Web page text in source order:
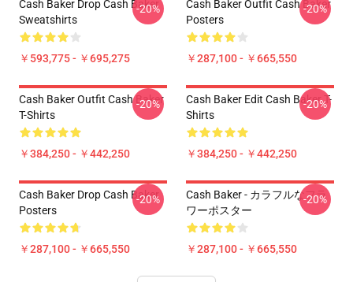
Cash Baker Drop Cash Baker
Sweatshirts
￥593,775 - ￥695,275
-20%
Cash Baker Outfit Cash Baker
Posters
￥287,100 - ￥665,550
-20%
Cash Baker Outfit Cash Baker
T-Shirts
￥384,250 - ￥442,250
-20%
Cash Baker Edit Cash Baker T-
Shirts
￥384,250 - ￥442,250
-20%
Cash Baker Drop Cash Baker
Posters
￥287,100 - ￥665,550
-20%
Cash Baker - カラフルなフラ
ワーポスター
￥287,100 - ￥665,550
-20%